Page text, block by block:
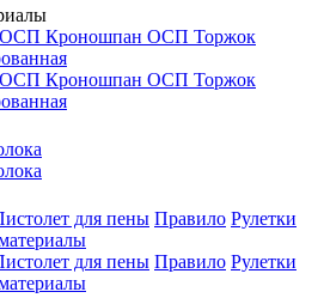
ОСП Кроношпан ОСП Торжок
ОСП Кроношпан ОСП Торжок
для пены Правило Рулетки
для пены Правило Рулетки